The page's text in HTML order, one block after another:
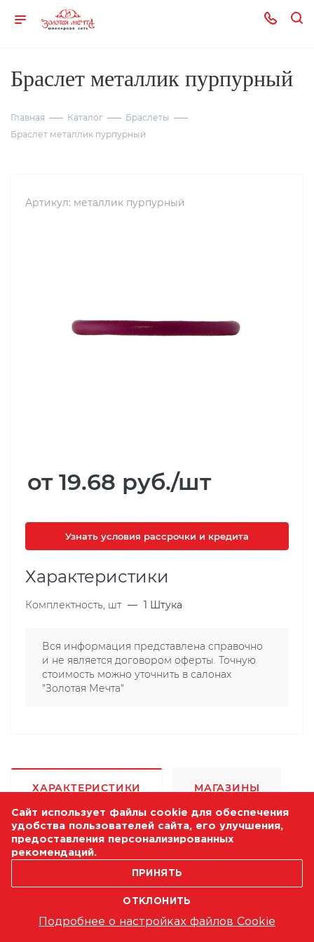
Браслет металлик пурпурный
Главная Каталог
Браслеты
Браслет металлик пурпурный
Артикул: металлик пурпурный
от 19.68 руб./шт
Узнать условия рассрочки и кредита
Характеристики
Комплектность, шт — 1 Штука
Вся информация представлена справочно
и не является договором оферты. Точную
стоимость можно уточнить в салонах
"Золотая Мечта"
ХАРАКТЕРИСТИКИ МАГАЗИНЫ
Комплектность, шт
Сайт использует файлы cookie для обеспечения
удобства пользователей сайта, его улучшения,
предоставления персонализированных
рекомендаций.
ПРИНЯТЬ
ОТКЛОНИТЬ
Подробнее о настройках файлов Cookie